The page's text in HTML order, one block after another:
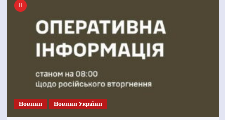
Новини Новини України